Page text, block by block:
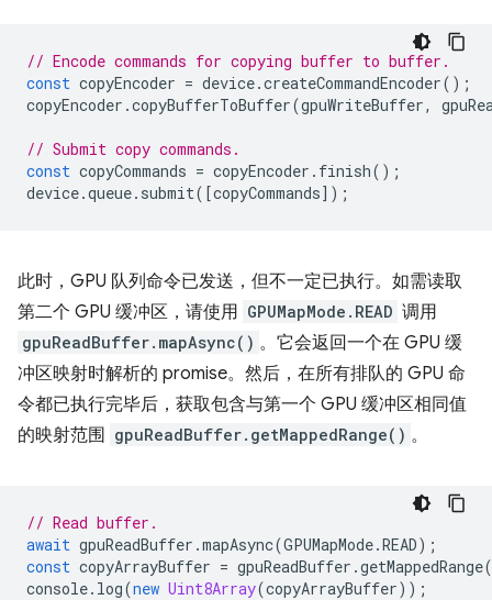
// Encode commands for copying buffer to buffer.
const copyEncoder = device.createCommandEncoder();
copyEncoder .copyBufferToBuffer(gpuWriteBuffer,
// Submit copy commands.
const copyCommands = copyEncoder . finish();
device.queue. submit([copyCommands]);
此时，GPU 队列命令已发送，但不一定已执行。如需读取
第二个 GPU 缓冲区，请使用 GPUMapMode.READ 调用
gpuReadBuffer.mapAsync() 。它会返回一个在 GPU 缓
冲区映射时解析的 promise。然后，在所有排队的 GPU 命
令都已执行完毕后，获取包含与第一个 GPU 缓冲区相同值
的映射范围 gpuReadBuffer.getMappedRange() 。
// Read buffer.
await gpuReadBuffer .mapAsync(GPUMapMode.READ);
const copyArrayBuffer = gpuReadBuffer .getMappedRange
console. log(new Uint8Array(copyArrayBuffer));